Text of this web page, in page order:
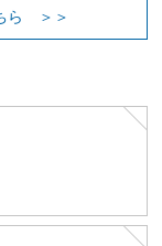
進む
ら ＞＞